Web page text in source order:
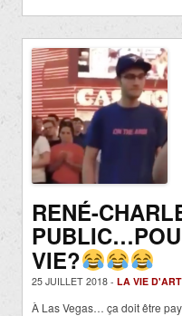
RENÉ-
VIE?
25 JUILLET 2018 - LA VIE
À Las Vegas… ça doit être